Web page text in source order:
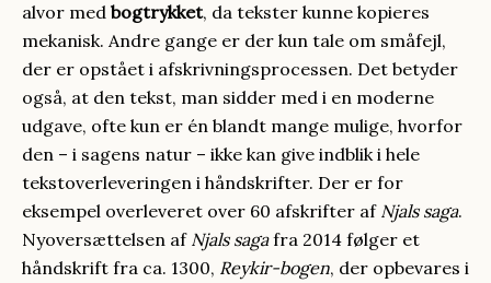
alvor med bogtrykket, da tekster kunne kopieres
mekanisk. Andre gange er der kun tale om småfejl,
der er opstået i afskrivningsprocessen. Det betyder
også, at den tekst, man sidder med i en moderne
udgave, ofte kun er én blandt mange mulige, hvorfor
den – i sagens natur – ikke kan give indblik i hele
tekstoverleveringen i håndskrifter. Der er for
eksempel overleveret over 60 afskrifter af Njals saga.
Nyoversættelsen af Njals sagafra 2014 følger et
håndskrift fra ca. 1300, Reykir-bogen, der opbevares i